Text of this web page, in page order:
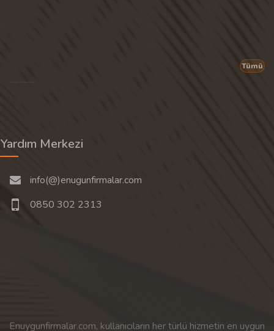
Tümü
Yardım Merkezi
info(@)enugunfirmalar.com
0850 302 2313
Enuygunfirmalar.com, kullanıcıların her türlü hizmetin en uygun